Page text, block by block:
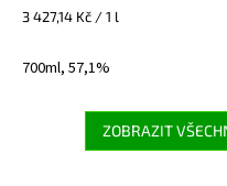
Měrná
3 427,14 Kč / 1 l
700ml, 57,1%
ZOBRAZIT